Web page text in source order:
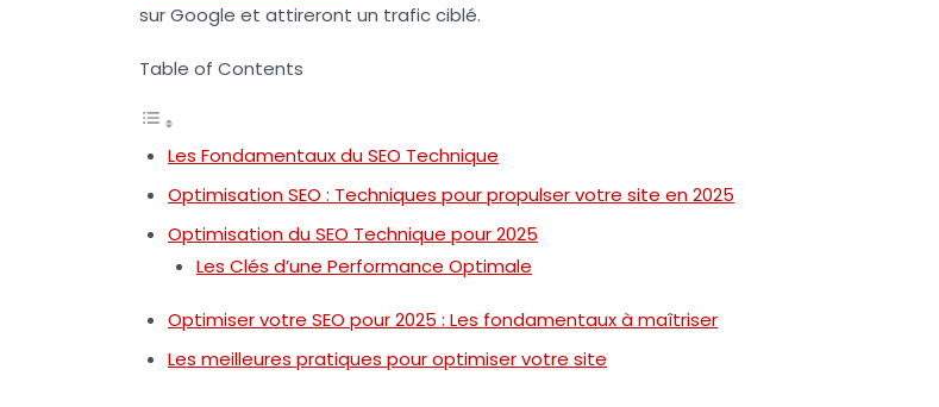
sur Google et attireront un trafic ciblé.
Table of Contents
Les Fondamentaux du SEO Technique
Optimisation SEO : Techniques pour propulser votre site en 2025
Optimisation du SEO Technique pour 2025
Les Clés d’une Performance Optimale
Optimiser votre SEO pour 2025 : Les fondamentaux à maîtriser
Les meilleures pratiques pour optimiser votre site